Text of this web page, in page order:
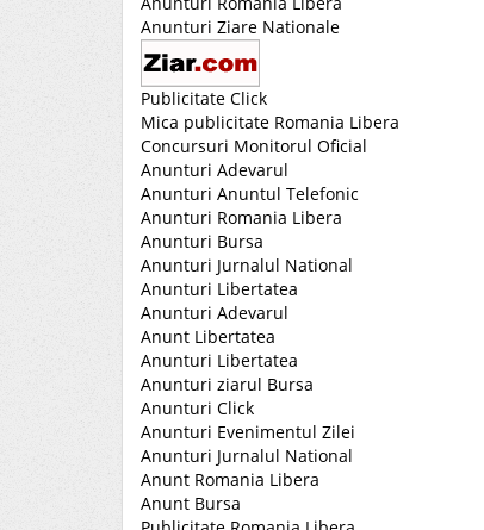
Anunturi Ziare Nationale
Publicitate Click
Mica publicitate Romania Libera
Concursuri Monitorul Oficial
Anunturi Adevarul
Anunturi Anuntul Telefonic
Anunturi Romania Libera
Anunturi Bursa
Anunturi Jurnalul National
Anunturi Libertatea
Anunturi Adevarul
Anunt Libertatea
Anunturi Libertatea
Anunturi ziarul Bursa
Anunturi Click
Anunturi Evenimentul Zilei
Anunturi Jurnalul National
Anunt Romania Libera
Anunt Bursa